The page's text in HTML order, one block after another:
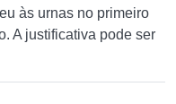
às urnas no primeiro
A justificativa pode ser